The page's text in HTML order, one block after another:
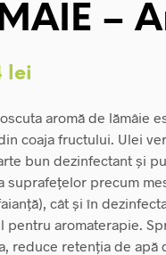
–
lei
aromă de lămâie
coaja fructului. Ulei
bun dezinfectant și
suprafețelor precum
cât și în
pentru aromaterapie.
reduce retenția de apă